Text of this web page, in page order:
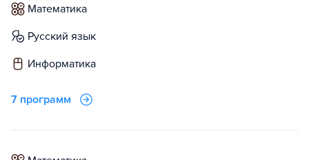
математика
русский язык
информатика
7 программ